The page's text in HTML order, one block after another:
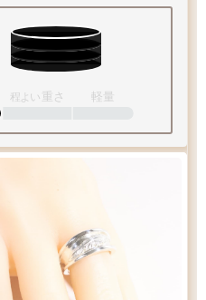
台風・暴風雪
大雨・大雪
程よい 重さ 軽量